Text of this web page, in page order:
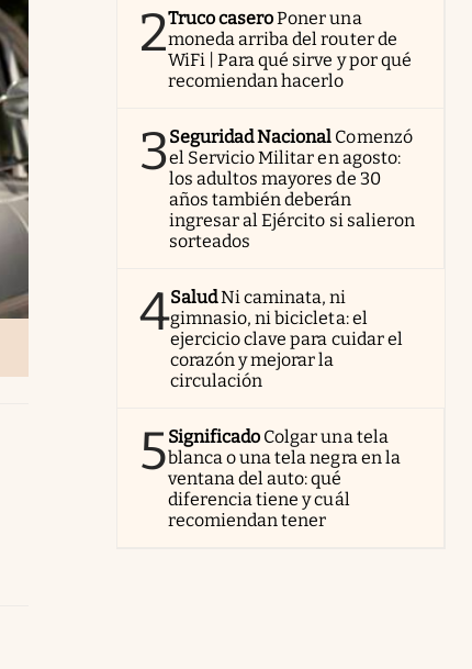
2Truco caseroPoner una
moneda arriba del router de
WiFi | Para qué sirve y por qué
recomiendan hacerlo
3Seguridad Nacional Comenzó
el Servicio Militar en agosto:
los adultos mayores de 30
años también deberán
ingresar al Ejército si salieron
sorteados
4SaludNi caminata, ni
gimnasio, ni bicicleta: el
ejercicio clave para cuidar el
corazón y mejorar la
circulación
5Significado Colgar una tela
blanca o una tela negra en la
ventana del auto: qué
diferencia tiene y cuál
recomiendan tener